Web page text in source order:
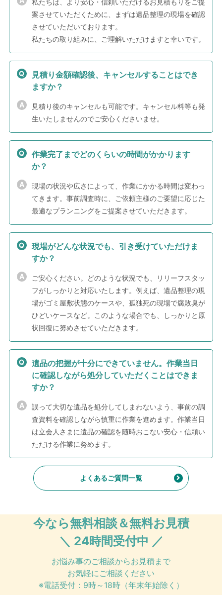
案させていただくために、まずは遺品整理の現場を確認
させていただいております。
私たちの取り組みに、ご理解いただけますと幸いです。
見積り金額確認後、キャンセルすることはでき
ますか？
見積り後のキャンセルも可能です。キャンセル料等も発
生いたしませんのでご安心くださいませ。
作業完了までどのくらいの時間がかかります
か？
現場の状況や広さによって、作業にかかる時間は変わっ
てきます。事前調査時に、ご依頼主様のご要望に応じた
最適なプランニングをご提案させていただきます。
現場がどんな状況でも、引き受けていただけま
すか？
ご安心ください。どのような状況でも、リリーフスタッ
フがしっかりと対応いたします。例えば、遺品整理の現
場がゴミ屋敷状態のケースや、孤独死の現場で腐敗臭が
ひどいケースなど。このような場合でも、しっかりと原
状回復に努めさせていただきます。
遺品の把握が十分にできていません。作業当日
に確認しながら処分していただくことはできま
すか？
誤って大切な遺品を処分してしまわないよう、事前の調
査資料を確認しながら慎重に作業を進めます。作業当日
は立会人さまに遺品の確認を随時おこない安心・信頼い
ただける作業に努めます。
よくあるご質問一覧
今なら無料相談＆無料お見積
＼ 24時間受付中 ／
お悩み事のご相談からお見積まで
お気軽にご相談ください
※電話受付：9時～18時（年末年始除く）